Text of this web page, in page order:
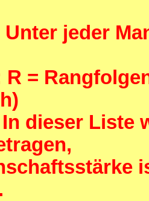
jeder
R =
dieser Liste